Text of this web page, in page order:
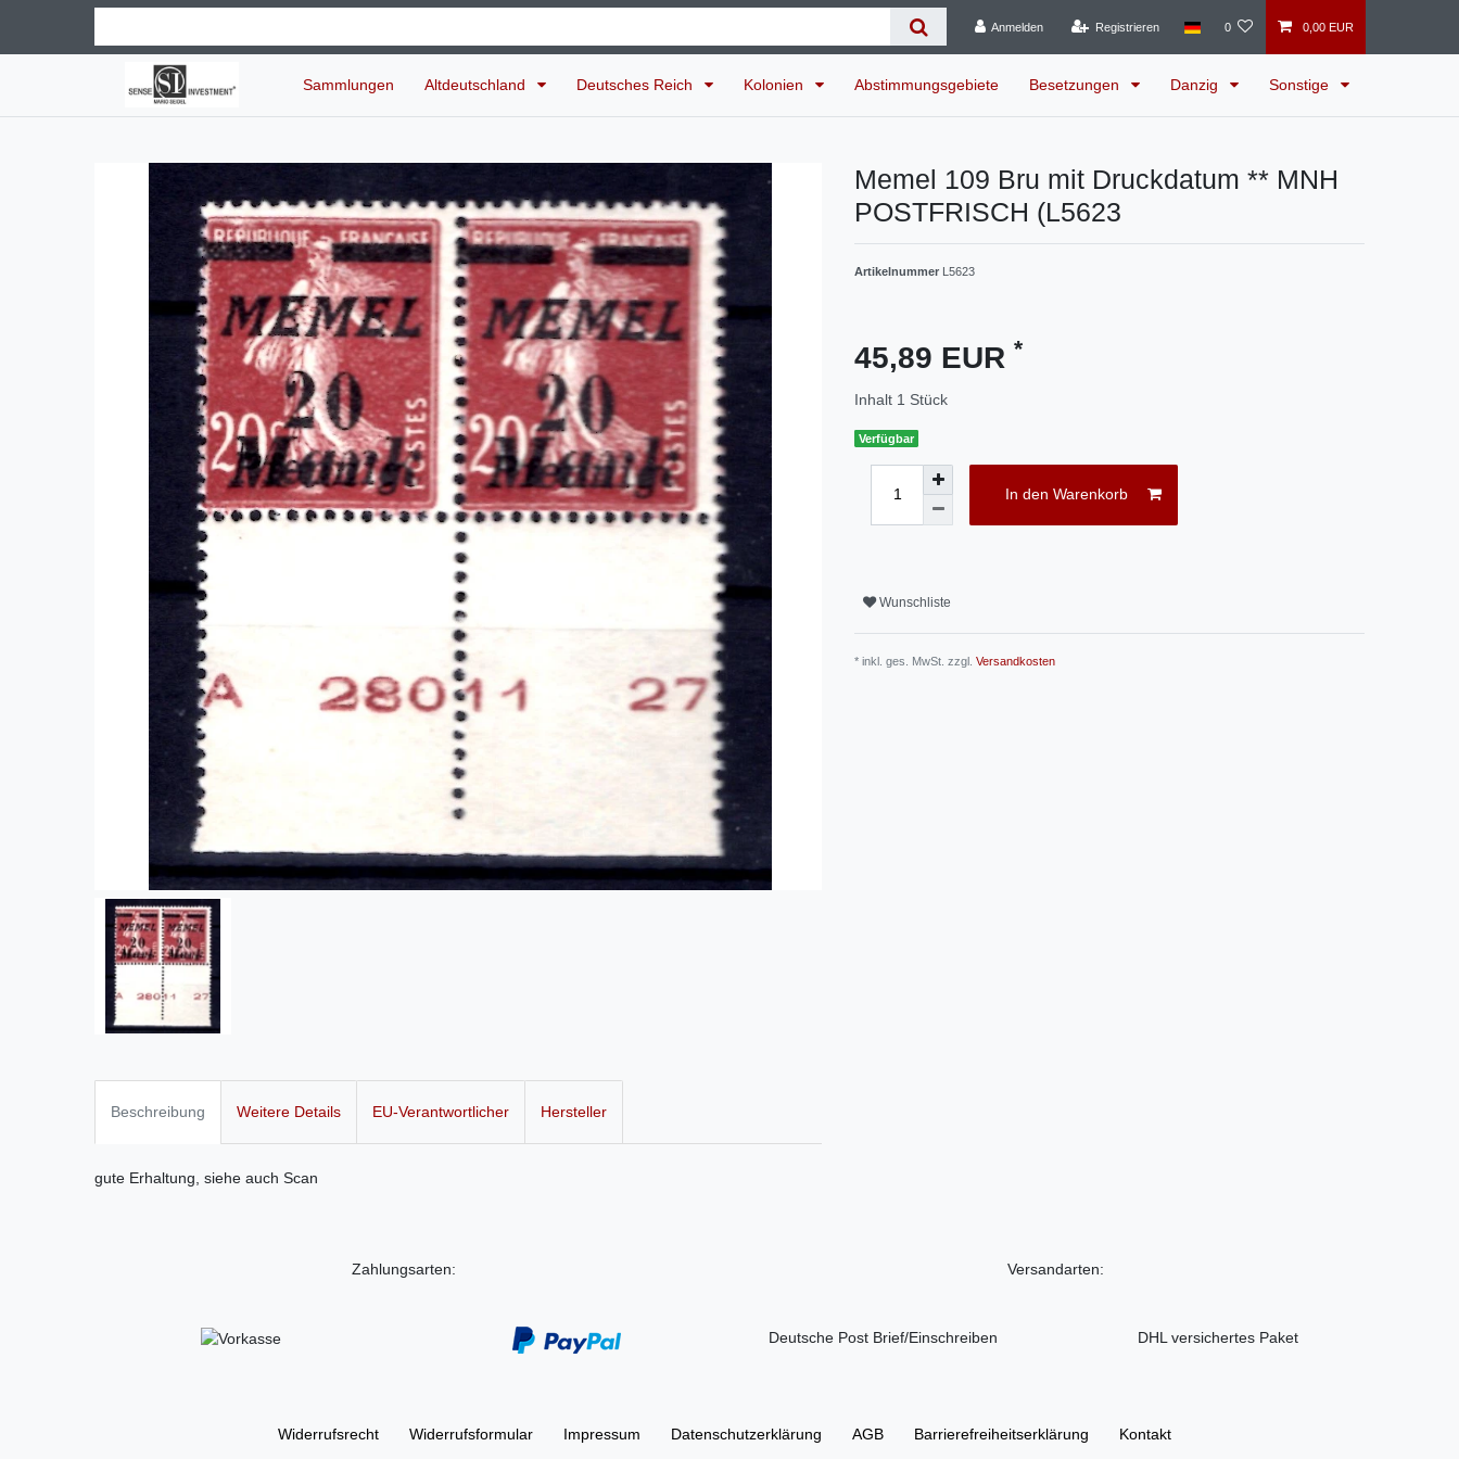
Anmelden Registrieren 0 0,00 EUR
Sammlungen Altdeutschland Deutsches Reich Kolonien Abstimmungsgebiete Besetzungen Danzig Sonstige
Memel 109 Bru mit Druckdatum ** MNH
POSTFRISCH (L5623
Artikelnummer L5623
45,89 EUR *
Inhalt 1 Stück
Verfügbar
In den Warenkorb
Wunschliste
* inkl. ges. MwSt. zzgl. Versandkosten
Beschreibung Weitere Details EU-Verantwortlicher Hersteller
gute Erhaltung, siehe auch Scan
Zahlungsarten: Versandarten:
Deutsche Post Brief/Einschreiben DHL versichertes Paket
Widerrufs­recht Widerrufs­formular Impressum Daten­schutz­erklärung AGB Barrierefreiheitserklärung Kontakt